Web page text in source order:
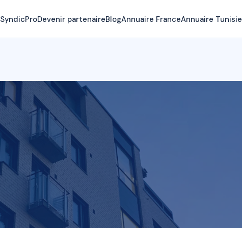
SyndicProDevenir partenaireBlogAnnuaire FranceAnnuaire Tunisie